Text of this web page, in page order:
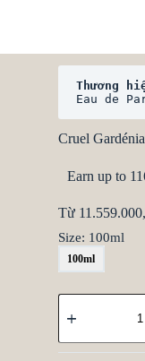
Thương
Eau de
Cruel Gardénia
Earn up to
Từ
Size: 100ml
100ml